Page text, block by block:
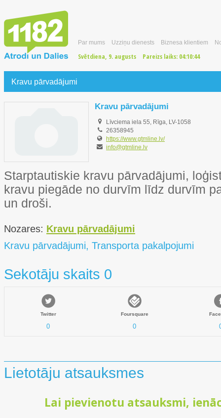
Par mums Uzziņu dienests Biznesa klientiem
Svētdiena, 9. augusts Pareizs laiks: 04:10:44
Kravu pārvadājumi
Kravu pārvadājumi
Līvciema iela 55, Rīga, LV-1058
26358945
https://www.gtmline.lv/
info@gtmline.lv
Starptautiskie kravu pārvadājumi,
kravu piegāde no durvīm līdz durvīm
un droši.
Nozares: Kravu pārvadājumi
Kravu pārvadājumi, Transporta pakalpojumi
Sekotāju skaits 0
Twitter
0
Foursquare
0
Lietotāju atsauksmes
Lai pievienotu atsauksmi,